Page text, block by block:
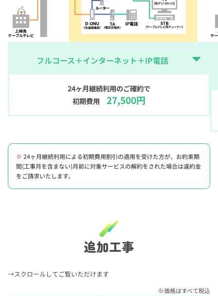
フルコース＋インターネット＋IP電話
24ヶ月継続利用のご確約で
初期費用 27,500円
※ 24ヶ月継続利用による初期費用割引の適用を受けた方が、お約束期
間(工事月を含まない)月前に対象サービスの解約をされた場合は違約金
をご請求いたします。
追加工事
→スクロールしてご覧いただけます
※価格はすべて税込